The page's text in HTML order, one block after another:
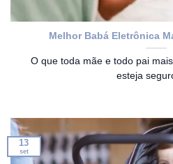
Melhor Babá Eletrônica
O que toda mãe e todo pai
esteja
13
set